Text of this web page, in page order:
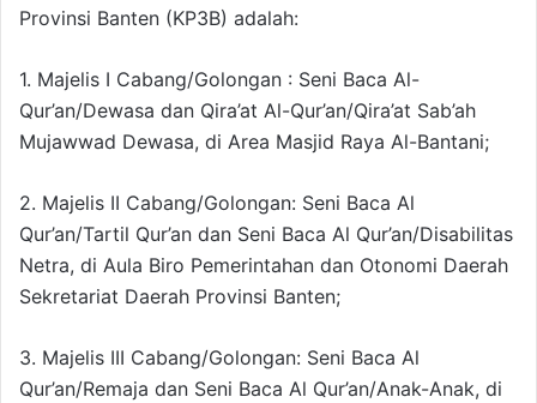
Provinsi Banten (KP3B) adalah:
1. Majelis I Cabang/Golongan : Seni Baca Al-
Qur’an/Dewasa dan Qira’at Al-Qur’an/Qira’at Sab’ah
Mujawwad Dewasa, di Area Masjid Raya Al-Bantani;
2. Majelis II Cabang/Golongan: Seni Baca Al
Qur’an/Tartil Qur’an dan Seni Baca Al Qur’an/Disabilitas
Netra, di Aula Biro Pemerintahan dan Otonomi Daerah
Sekretariat Daerah Provinsi Banten;
3. Majelis III Cabang/Golongan: Seni Baca Al
Qur’an/Remaja dan Seni Baca Al Qur’an/Anak-Anak, di